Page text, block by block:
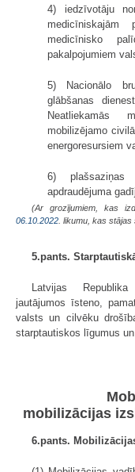
4) iedzīvotāju
medicīniskajām
medicīnisko
pakalpojumiem
5) Nacionālo
glābšanas
Neatliekamās
mobilizējamo
energoresursiem
6) plašsaziņas
apdraudējuma
(Ar grozījumiem, kas
06.10.2022 . likumu, kas
5.pants.
Latvijas
jautājumos īsteno,
valsts un cilvēku
starptautiskos līgumus
mobilizācijas
6.pants.